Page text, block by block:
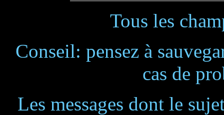
Tous les
Conseil: pensez à
cas de
Les messages dont le